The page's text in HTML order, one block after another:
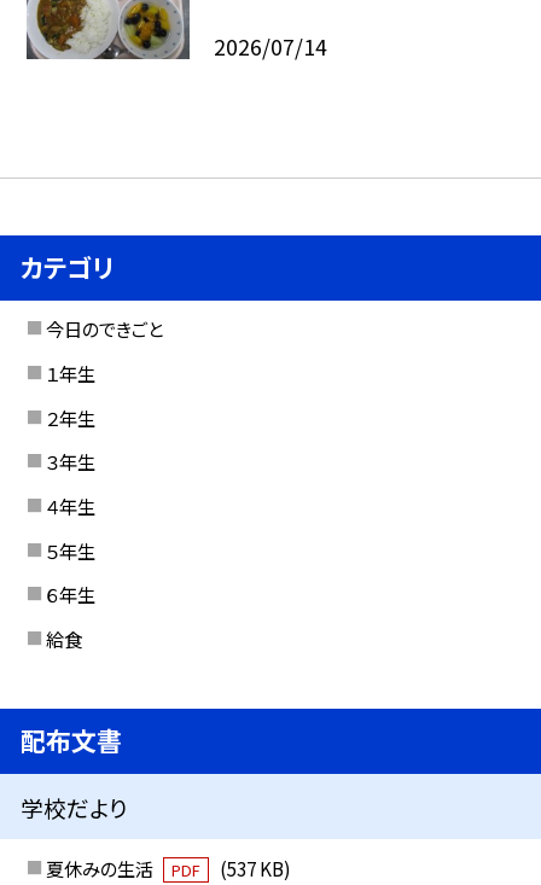
2026/07/14
カテゴリ
今日のできごと
１年生
２年生
３年生
４年生
５年生
６年生
給食
配布文書
学校だより
夏休みの生活 PDF
(537 KB)